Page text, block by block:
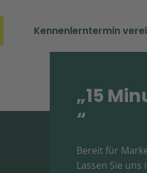
Kennenlerntermin
„15
“
Bereit für
Lassen Sie